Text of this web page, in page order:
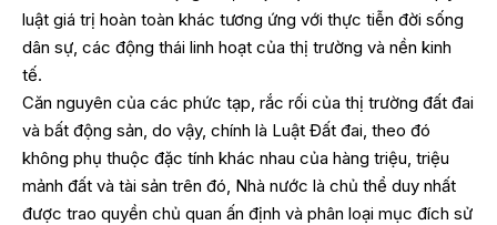
luật giá trị hoàn toàn khác tương ứng với thực tiễn đời sống
dân sự, các động thái linh hoạt của thị trường và nền kinh
tế.
Căn nguyên của các phức tạp, rắc rối của thị trường đất đai
và bất động sản, do vậy, chính là Luật Đất đai, theo đó
không phụ thuộc đặc tính khác nhau của hàng triệu, triệu
mảnh đất và tài sản trên đó, Nhà nước là chủ thể duy nhất
được trao quyền chủ quan ấn định và phân loại mục đích sử